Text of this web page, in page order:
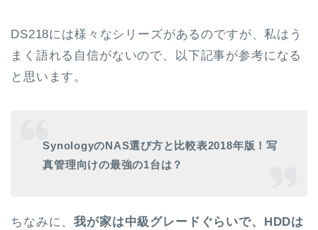
DS218には様々なシリーズがあるのですが、私はう
まく語れる自信がないので、以下記事が参考になる
と思います。
SynologyのNAS選び方と比較表2018年版！写
真管理向けの最強の1台は？
ちなみに、我が家は中級グレードぐらいで、HDDは